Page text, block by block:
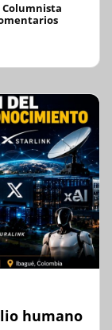
Columnista
humano